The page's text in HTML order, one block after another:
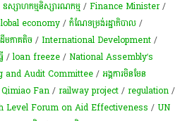
ឧស្សាហកម្មនិស្សារណកម្ម /Finance Minister/
economy /កំណែទម្រង់រដ្ឋាភិបាល /
ម​ភាគតិច​ /International Development /
/loan freeze /National Assembly’s
and Audit Committee /អង្គការមិនមែន
Qimiao Fan /railway project /regulation /
Level Forum on Aid Effectiveness /UN